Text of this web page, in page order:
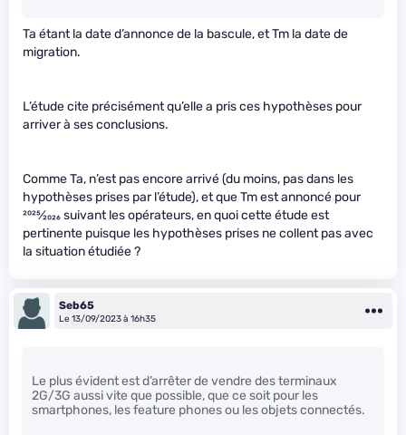
Ta étant la date d’annonce de la bascule, et Tm la date de
migration.
L’étude cite précisément qu’elle a pris ces hypothèses pour
arriver à ses conclusions.
Comme Ta, n’est pas encore arrivé (du moins, pas dans les
hypothèses prises par l’étude), et que Tm est annoncé pour
2025⁄2026suivant les opérateurs, en quoi cette étude est
pertinente puisque les hypothèses prises ne collent pas avec
la situation étudiée ?
Seb65
Le 13/09/2023 à 16h35
Le plus évident est d’arrêter de vendre des terminaux
2G/3G aussi vite que possible, que ce soit pour les
smartphones, les feature phones ou les objets connectés.